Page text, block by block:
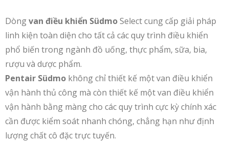
Dòngvan điều khiển SüdmoSelect cung cấp giải pháp
linh kiện toàn diện cho tất cả các quy trình điều khiển
phổ biến trong ngành đồ uống, thực phẩm, sữa, bia,
rượu và dược phẩm.
Pentair Südmo không chỉ thiết kế một van điều khiển
vận hành thủ công mà còn thiết kế một van điều khiển
vận hành bằng màng cho các quy trình cực kỳ chính xác
cần được kiểm soát nhanh chóng, chẳng hạn như định
lượng chất cô đặc trực tuyến.